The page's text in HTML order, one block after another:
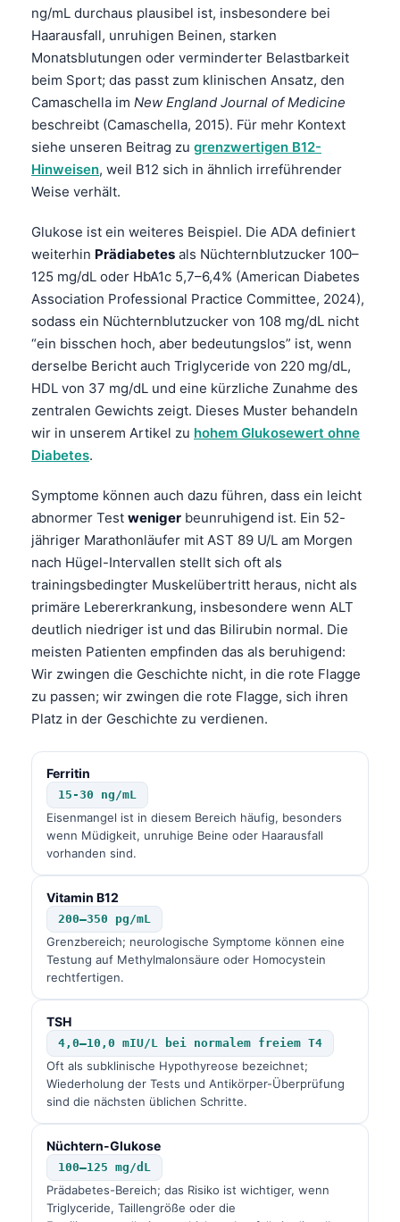
ng/mL durchaus plausibel ist, insbesondere bei
Haarausfall, unruhigen Beinen, starken
Monatsblutungen oder verminderter Belastbarkeit
beim Sport; das passt zum klinischen Ansatz, den
Camaschella im New England Journal of Medicine
beschreibt (Camaschella, 2015). Für mehr Kontext
siehe unseren Beitrag zu grenzwertigen B12-
Hinweisen, weil B12 sich in ähnlich irreführender
Weise verhält.
Glukose ist ein weiteres Beispiel. Die ADA definiert
weiterhin Prädiabetes als Nüchternblutzucker 100–
125 mg/dL oder HbA1c 5,7–6,4% (American Diabetes
Association Professional Practice Committee, 2024),
sodass ein Nüchternblutzucker von 108 mg/dL nicht
“ein bisschen hoch, aber bedeutungslos” ist, wenn
derselbe Bericht auch Triglyceride von 220 mg/dL,
HDL von 37 mg/dL und eine kürzliche Zunahme des
zentralen Gewichts zeigt. Dieses Muster behandeln
wir in unserem Artikel zu hohem Glukosewert ohne
Diabetes.
Symptome können auch dazu führen, dass ein leicht
abnormer Test weniger beunruhigend ist. Ein 52-
jähriger Marathonläufer mit AST 89 U/L am Morgen
nach Hügel-Intervallen stellt sich oft als
trainingsbedingter Muskelübertritt heraus, nicht als
primäre Lebererkrankung, insbesondere wenn ALT
deutlich niedriger ist und das Bilirubin normal. Die
meisten Patienten empfinden das als beruhigend:
Wir zwingen die Geschichte nicht, in die rote Flagge
zu passen; wir zwingen die rote Flagge, sich ihren
Platz in der Geschichte zu verdienen.
Ferritin
15-30 ng/mL
Eisenmangel ist in diesem Bereich häufig, besonders
wenn Müdigkeit, unruhige Beine oder Haarausfall
vorhanden sind.
Vitamin B12
200–350 pg/mL
Grenzbereich; neurologische Symptome können eine
Testung auf Methylmalonsäure oder Homocystein
rechtfertigen.
TSH
4,0–10,0 mIU/L bei normalem freiem T4
Oft als subklinische Hypothyreose bezeichnet;
Wiederholung der Tests und Antikörper-Überprüfung
sind die nächsten üblichen Schritte.
Nüchtern-Glukose
100–125 mg/dL
Prädabetes-Bereich; das Risiko ist wichtiger, wenn
Triglyceride, Taillengröße oder die